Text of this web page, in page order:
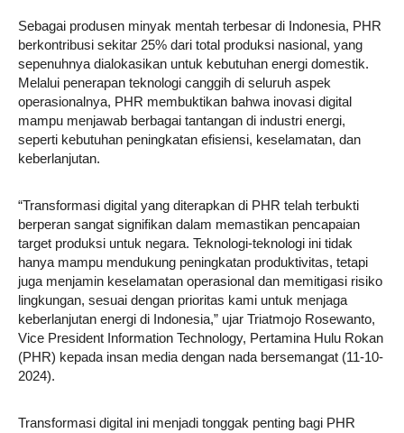
Sebagai produsen minyak mentah terbesar di Indonesia, PHR
berkontribusi sekitar 25% dari total produksi nasional, yang
sepenuhnya dialokasikan untuk kebutuhan energi domestik.
Melalui penerapan teknologi canggih di seluruh aspek
operasionalnya, PHR membuktikan bahwa inovasi digital
mampu menjawab berbagai tantangan di industri energi,
seperti kebutuhan peningkatan efisiensi, keselamatan, dan
keberlanjutan.
“Transformasi digital yang diterapkan di PHR telah terbukti
berperan sangat signifikan dalam memastikan pencapaian
target produksi untuk negara. Teknologi-teknologi ini tidak
hanya mampu mendukung peningkatan produktivitas, tetapi
juga menjamin keselamatan operasional dan memitigasi risiko
lingkungan, sesuai dengan prioritas kami untuk menjaga
keberlanjutan energi di Indonesia,” ujar Triatmojo Rosewanto,
Vice President Information Technology, Pertamina Hulu Rokan
(PHR) kepada insan media dengan nada bersemangat (11-10-
2024).
Transformasi digital ini menjadi tonggak penting bagi PHR